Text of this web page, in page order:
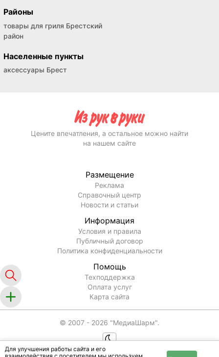
Районы
товары для гриля Брестский
район
Населенные пункты
аксессуары Брест
Для улучшения работы сайта и его
Цените впечатления, а остальное можно найти
на нашем сайте
Размещение
Реклама
Справочный центр
Новости и статьи
Информация
Условия и правила
Публичный договор
Политика конфиденциальности
Помощь
Техподдержка
Оплата услуг
Карта сайта
© 2007 - 2026 "МедиаШарм".